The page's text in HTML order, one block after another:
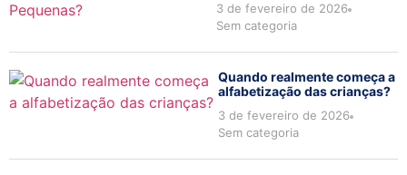
3 de fevereiro de 2026
Sem categoria
Quando realmente começa a
alfabetização das crianças?
3 de fevereiro de 2026
Sem categoria